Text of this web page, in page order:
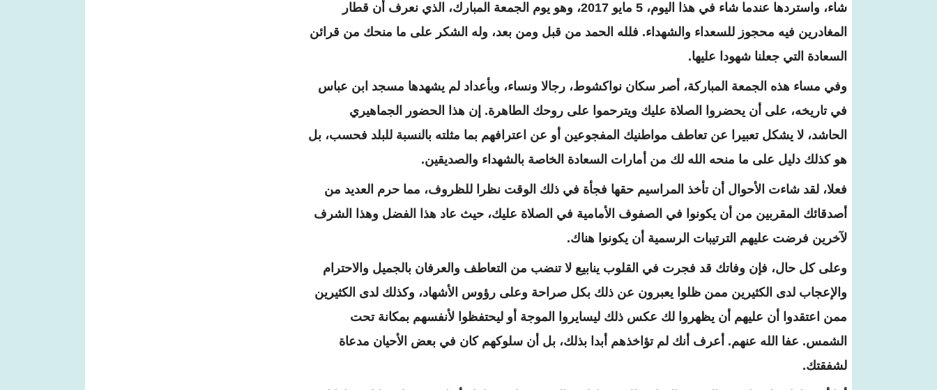
شاء، واستردها عندما شاء في هذا اليوم، 5 مايو 2017، وهو يوم الجمعة المبارك، الذي نعرف أن قطار
المغادرين فيه محجوز للسعداء والشهداء. فلله الحمد من قبل ومن بعد، وله الشكر على ما منحك من قرائن
السعادة التي جعلنا شهودا عليها.
وفي مساء هذه الجمعة المباركة، أصر سكان نواكشوط، رجالا ونساء، وبأعداد لم يشهدها مسجد ابن عباس
في تاريخه، على أن يحضروا الصلاة عليك ويترحموا على روحك الطاهرة. إن هذا الحضور الجماهيري
الحاشد، لا يشكل تعبيرا عن تعاطف مواطنيك المفجوعين أو عن اعترافهم بما مثلته بالنسبة للبلد فحسب، بل
هو كذلك دليل على ما منحه الله لك من أمارات السعادة الخاصة بالشهداء والصديقين.
فعلا، لقد شاءت الأحوال أن تأخذ المراسيم حقها فجأة في ذلك الوقت نظرا للظروف، مما حرم العديد من
أصدقائك المقربين من أن يكونوا في الصفوف الأمامية في الصلاة عليك، حيث عاد هذا الفضل وهذا الشرف
لآخرين فرضت عليهم الترتيبات الرسمية أن يكونوا هناك.
وعلى كل حال، فإن وفاتك قد فجرت في القلوب ينابيع لا تنضب من التعاطف والعرفان بالجميل والاحترام
والإعجاب لدى الكثيرين ممن ظلوا يعبرون عن ذلك بكل صراحة وعلى رؤوس الأشهاد، وكذلك لدى الكثيرين
ممن اعتقدوا أن عليهم أن يظهروا لك عكس ذلك ليسايروا الموجة أو ليحتفظوا لأنفسهم بمكانة تحت
الشمس. عفا الله عنهم. أعرف أنك لم تؤاخذهم أبدا بذلك، بل أن سلوكهم كان في بعض الأحيان مدعاة
لشفقتك.